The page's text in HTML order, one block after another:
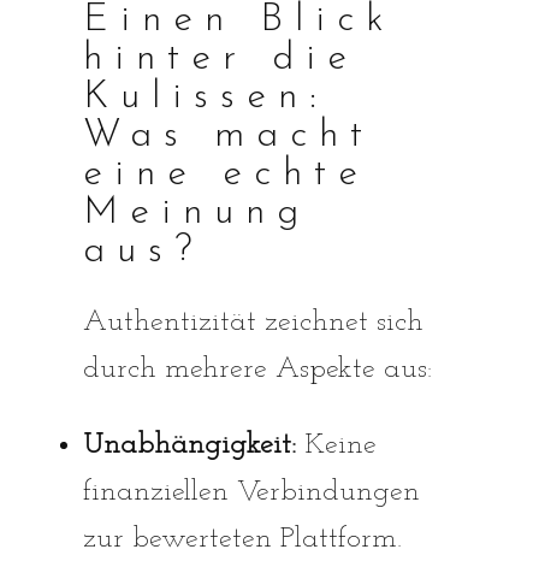
Einen Blick
hinter die
Kulissen:
Was macht
eine echte
Meinung
aus?
Authentizität zeichnet sich
durch mehrere Aspekte aus:
Unabhängigkeit:Keine
finanziellen Verbindungen
zur bewerteten Plattform.